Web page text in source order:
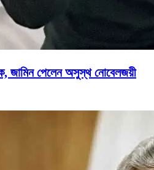
জামিন পেলেন অসুস্থ নোবেলজয়ী